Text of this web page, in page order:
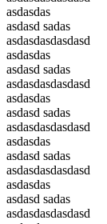
asdasdas
asdasd sadas
asdasdasdasdasd
asdasdas
asdasd sadas
asdasdasdasdasd
asdasdas
asdasd sadas
asdasdasdasdasd
asdasdas
asdasd sadas
asdasdasdasdasd
asdasdas
asdasd sadas
asdasdasdasdasd